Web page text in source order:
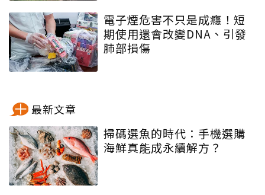
電子煙危害不只是成癮！短
期使用還會改變DNA、引發
肺部損傷
最新文章
掃碼選魚的時代：手機選購
海鮮真能成永續解方？